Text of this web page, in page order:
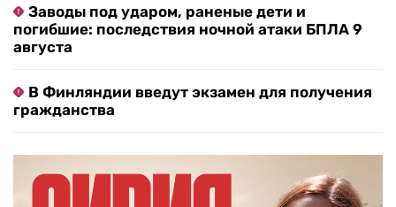
Заводы под ударом, раненые дети и
погибшие: последствия ночной атаки БПЛА 9
августа
В Финляндии введут экзамен для получения
гражданства